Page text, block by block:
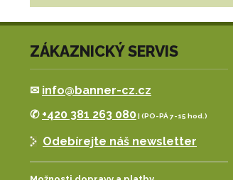
ZÁKAZNICKÝ SERVIS
✉ info@banner-cz.cz
✆ +420 381 263 080| (PO-PÁ 7-15 hod.)
Odebírejte náš newsletter